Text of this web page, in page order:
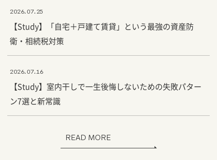
2026.07.25
【Study】「自宅＋戸建て賃貸」という最強の資産防
衛・相続税対策
2026.07.16
【Study】室内干しで一生後悔しないための失敗パター
ン7選と新常識
READ MORE